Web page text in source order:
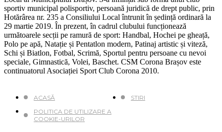
sportiv municipal polisportiv, persoană juridică de drept public, prin
Hotărârea nr. 235 a Consiliului Local întrunit în ședință ordinară la
29 martie 2019. În prezent, în cadrul clubului funcționează
următoarele secții pe ramură de sport: Handbal, Hochei pe gheață,
Polo pe apă, Natație și Pentatlon modern, Patinaj artistic și viteză,
Schi și Biatlon, Fotbal, Scrimă, Sportul pentru persoane cu nevoi
speciale, Gimnastică, Volei, Baschet. CSM Corona Brașov este
continuatorul Asociației Sport Club Corona 2010.
ACASĂ
STIRI
POLITICA DE UTILIZARE A
COOKIE-URILOR